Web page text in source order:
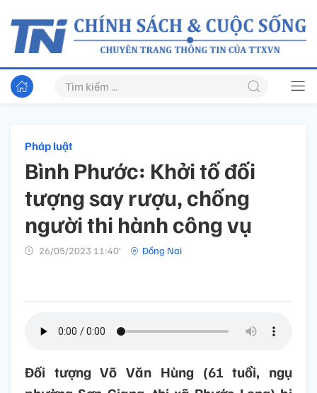
Pháp luật
Bình Phước: Khởi tố đối
tượng say rượu, chống
người thi hành công vụ
26/05/2023 11:40’ Đồng Nai
Đối tượng Võ Văn Hùng (61 tuổi, ngụ